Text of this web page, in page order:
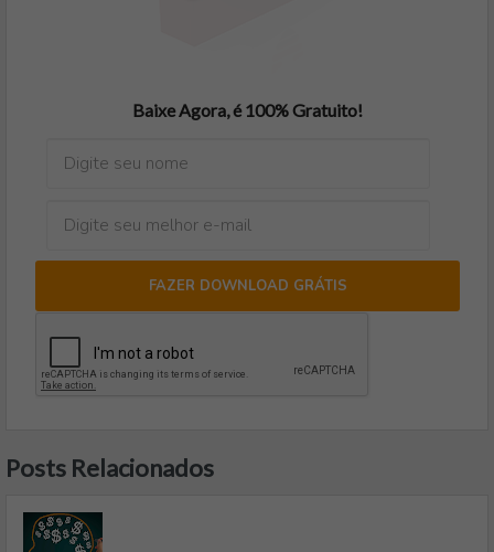
Baixe Agora, é 100% Gratuito!
FAZER DOWNLOAD GRÁTIS
Posts Relacionados